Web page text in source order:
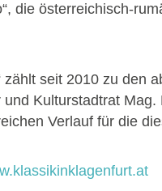
die österreichisch-
zählt seit 2010 zu den
Kulturstadtrat
Verlauf für die